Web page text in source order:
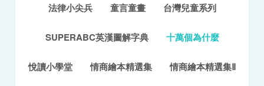
法律小尖兵 童言童畫 台灣兒童系列
SUPERABC英漢圖解字典 十萬個為什麼
悅讀小學堂 情商繪本精選集 情商繪本精選集Ⅱ